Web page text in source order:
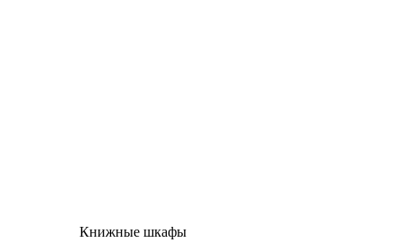
Книжные шкафы